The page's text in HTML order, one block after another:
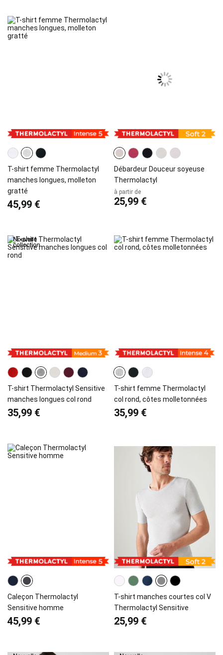
T-shirt femme Thermolactyl
manches longues, molleton
gratté
45,99 €
Débardeur Douceur soyeuse
Thermolactyl
à partir de
25,99 €
T-shirt Thermolactyl Sensitive
manches longues col rond
35,99 €
T-shirt femme Thermolactyl
col rond, côtes molletonnées
35,99 €
Caleçon Thermolactyl
Sensitive homme
45,99 €
T-shirt manches courtes col V
Thermolactyl Sensitive
25,99 €